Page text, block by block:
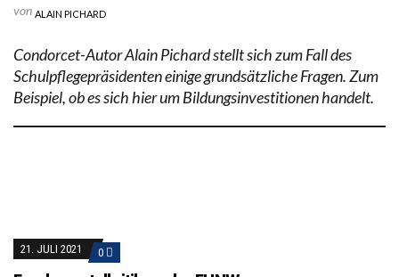
von ALAIN PICHARD
Condorcet-Autor Alain Pichard stellt sich zum Fall des
Schulpflegepräsidenten einige grundsätzliche Fragen. Zum
Beispiel, ob es sich hier um Bildungsinvestitionen handelt.
21. JULI 2021 0